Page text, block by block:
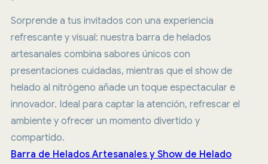
Sorprende a tus invitados con una experiencia
refrescante y visual: nuestra barra de helados
artesanales combina sabores únicos con
presentaciones cuidadas, mientras que el show de
helado al nitrógeno añade un toque espectacular e
innovador. Ideal para captar la atención, refrescar el
ambiente y ofrecer un momento divertido y
compartido.
Barra de Helados Artesanales y Show de Helado